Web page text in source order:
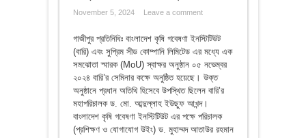
November 5, 2024 Leave a comment
গাজীপুর প্রতিনিধিঃ বাংলাদেশ কৃষি গবেষণা ইনস্টিটিউট
(বারি) এবং সুপ্রিম সীড কোম্পানি লিমিটেড এর মধ্যে এক
সমঝোতা স্মারক (MoU) স্বাক্ষর অনুষ্ঠান ০৫ নভেম্বর
২০২৪ বারি’র সেমিনার কক্ষে অনুষ্ঠিত হয়েছে। উক্ত
অনুষ্ঠানে প্রধান অতিথি হিসেবে উপস্থিত ছিলেন বারি’র
মহাপরিচালক ড. মো. আব্দুল্লাহ ইউছুফ আখন্দ।
বাংলাদেশ কৃষি গবেষণা ইনস্টিটিউট এর পক্ষে পরিচালক
(প্রশিক্ষণ ও যোগাযোগ উইং) ড. মুহাম্মদ আতাউর রহমান